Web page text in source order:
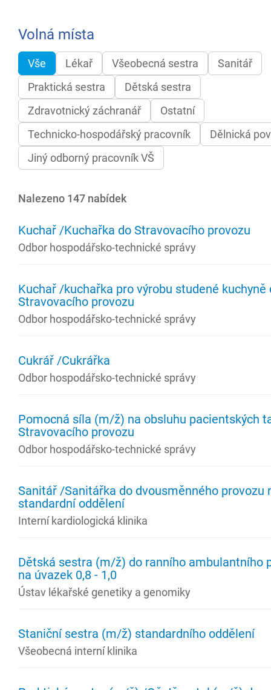
Volná místa
Vše Lékař Všeobecná sestra
Sanitář
Praktická sestra
Dětská sestra
Zdravotnický záchranář
Ostatní
Technicko-hospodářský pracovník
Dělnická
Jiný odborný pracovník VŠ
Nalezeno 147 nabídek
Kuchař /Kuchařka do Stravovacího provozu
Odbor hospodářsko-technické správy
Kuchař /kuchařka pro výrobu studené kuchyně
Stravovacího provozu
Odbor hospodářsko-technické správy
Cukrář /Cukrářka
Odbor hospodářsko-technické správy
Pomocná síla (m/ž) na obsluhu pacientských
Stravovacího provozu
Odbor hospodářsko-technické správy
Sanitář /Sanitářka do dvousměnného provozu
standardní oddělení
Interní kardiologická klinika
Dětská sestra (m/ž) do ranního ambulantního
na úvazek 0,8 - 1,0
Ústav lékařské genetiky a genomiky
Staniční sestra (m/ž) standardního oddělení
Všeobecná interní klinika